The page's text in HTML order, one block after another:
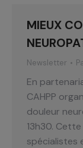
MIEUX
Newsletter
En
CAHPP
douleur
13h30.
spécialistes